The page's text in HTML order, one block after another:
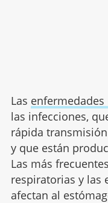
Las
las infecciones,
rápida
y que están
Las más
respiratorias y las
afectan al